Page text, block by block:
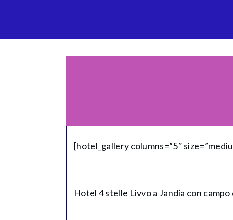
[hotel_gallery columns=”5″
Hotel 4 stelle Livvo a Jandía con